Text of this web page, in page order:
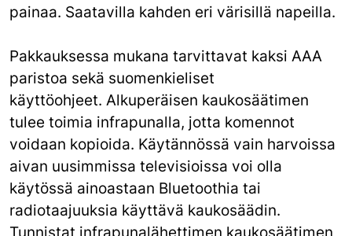
painaa. Saatavilla kahden eri värisillä napeilla.
Pakkauksessa mukana tarvittavat kaksi AAA
paristoa sekä suomenkieliset
käyttöohjeet. Alkuperäisen kaukosäätimen
tulee toimia infrapunalla, jotta komennot
voidaan kopioida. Käytännössä vain harvoissa
aivan uusimmissa televisioissa voi olla
käytössä ainoastaan Bluetoothia tai
radiotaajuuksia käyttävä kaukosäädin.
Tunnistat infrapunalähettimen kaukosäätimen